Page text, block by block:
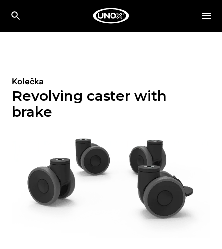
Kolečka
Revolving caster with
brake